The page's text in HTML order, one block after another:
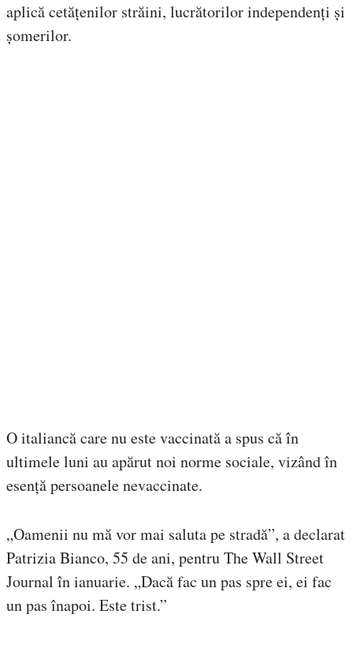
aplică cetățenilor străini, lucrătorilor independenți și
șomerilor.
O italiancă care nu este vaccinată a spus că în
ultimele luni au apărut noi norme sociale, vizând în
esență persoanele nevaccinate.
„Oamenii nu mă vor mai saluta pe stradă”, a declarat
Patrizia Bianco, 55 de ani, pentru The Wall Street
Journal în ianuarie. „Dacă fac un pas spre ei, ei fac
un pas înapoi. Este trist.”